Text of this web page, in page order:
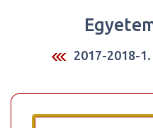
2017-2018-